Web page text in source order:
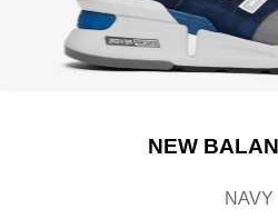
NEW
NAVY